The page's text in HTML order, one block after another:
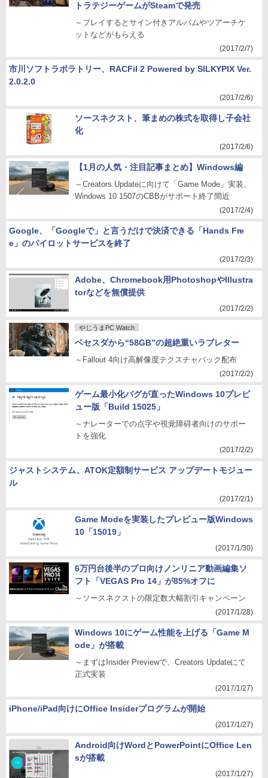
トラテジーゲームがSteamで発売
～プレイするとサイン付きアルバムやツアーチケ
ットなどがもらえる
(2017/2/7)
市川ソフトラボラトリー、RACFiI 2 Powered by SILKYPIX Ver.
2.0.2.0
(2017/2/6)
ソースネクスト、筆まめの株式を取得し子会社
化
(2017/2/6)
【1月の人気・注目記事まとめ】Windows編
～Creators Updateに向けて「Game Mode」実装、
Windows 10 1507のCBBがサポート終了間近
(2017/2/4)
Google、「Googleで」と言うだけで決済できる「Hands Fre
e」のパイロットサービスを終了
(2017/2/3)
Adobe、Chromebook用PhotoshopやIllustra
torなどを無償提供
(2017/2/2)
やじうまPC Watch
ベセスダから“58GB”の超絶重いラブレター
～Fallout 4向け高解像度テクスチャパック配布
(2017/2/2)
ゲーム最小化バグが直ったWindows 10プレビ
ュー版「Build 15025」
～ナレーターでの点字や視覚障碍者向けのサポー
トを強化
(2017/2/2)
ジャストシステム、ATOK定額制サービス アップデートモジュー
ル
(2017/2/1)
Game Modeを実装したプレビュー版Windows
10「15019」
(2017/1/30)
6万円台後半のプロ向けノンリニア動画編集ソ
フト「VEGAS Pro 14」が85%オフに
～ソースネクストの限定数大幅割引キャンペーン
(2017/1/28)
Windows 10にゲーム性能を上げる「Game M
ode」が搭載
～まずはInsider Previewで、Creators Updateにて
正式実装
(2017/1/27)
iPhone/iPad向けにOffice Insiderプログラムが開始
(2017/1/27)
Android向けWordとPowerPointにOffice Len
sが搭載
(2017/1/27)